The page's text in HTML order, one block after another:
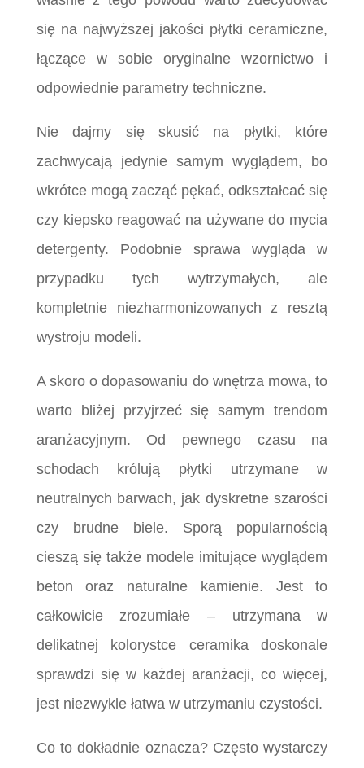
się na najwyższej jakości płytki ceramiczne,
łączące w sobie oryginalne wzornictwo i
odpowiednie parametry techniczne.
Nie dajmy się skusić na płytki, które
zachwycają jedynie samym wyglądem, bo
wkrótce mogą zacząć pękać, odkształcać się
czy kiepsko reagować na używane do mycia
detergenty. Podobnie sprawa wygląda w
przypadku tych wytrzymałych, ale
kompletnie niezharmonizowanych z resztą
wystroju modeli.
A skoro o dopasowaniu do wnętrza mowa, to
warto bliżej przyjrzeć się samym trendom
aranżacyjnym. Od pewnego czasu na
schodach królują płytki utrzymane w
neutralnych barwach, jak dyskretne szarości
czy brudne biele. Sporą popularnością
cieszą się także modele imitujące wyglądem
beton oraz naturalne kamienie. Jest to
całkowicie zrozumiałe – utrzymana w
delikatnej kolorystce ceramika doskonale
sprawdzi się w każdej aranżacji, co więcej,
jest niezwykle łatwa w utrzymaniu czystości.
Co to dokładnie oznacza? Często wystarczy